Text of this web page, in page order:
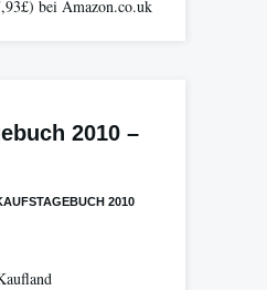
bei Amazon.co.uk
2010 –
2010